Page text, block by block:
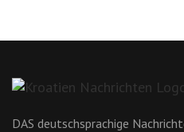
DAS deutschsprachige